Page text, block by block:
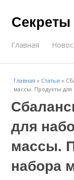
Главная
Главная » Статьи »
массы. Продукты
для
массы.
набора